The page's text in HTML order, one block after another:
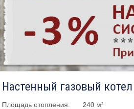
Настенный газовый
Площадь отопления:
240 м²